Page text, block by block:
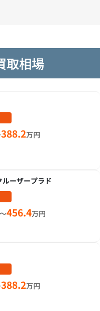
取相場
388.2万円
ルーザープラド
456.4万円
388.2万円